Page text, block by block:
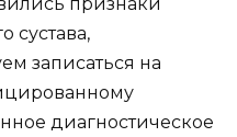
сустава,
записаться на
диагностическое